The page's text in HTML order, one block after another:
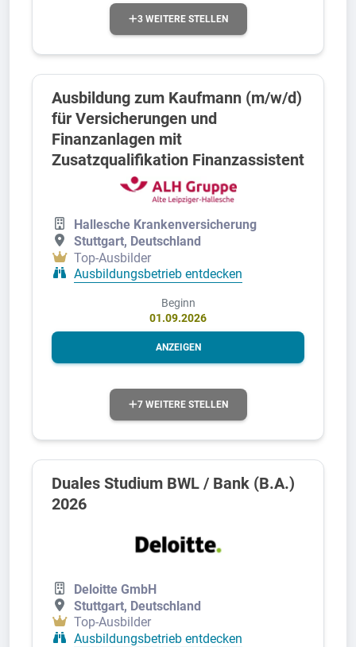
3 WEITERE STELLEN
Ausbildung zum Kaufmann (m/w/d)
für Versicherungen und
Finanzanlagen mit
Zusatzqualifikation Finanzassistent
Hallesche Krankenversicherung
Stuttgart, Deutschland
Top-Ausbilder
Ausbildungsbetrieb entdecken
Beginn
01.09.2026
ANZEIGEN
7 WEITERE STELLEN
Duales Studium BWL / Bank (B.A.)
2026
Deloitte GmbH
Stuttgart, Deutschland
Top-Ausbilder
Ausbildungsbetrieb entdecken